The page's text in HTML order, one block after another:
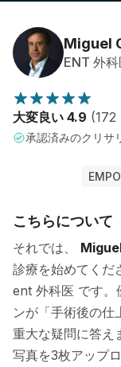
患者様のレビュ
Miguel
ENT 外
大変良い 4.9 (172
承認済みのクリサ
こちらについて
それでは、
診療を始めてく
ent 外科医 です。
ンが「手術後の仕
重大な疑問に答え
写真を3枚アップ